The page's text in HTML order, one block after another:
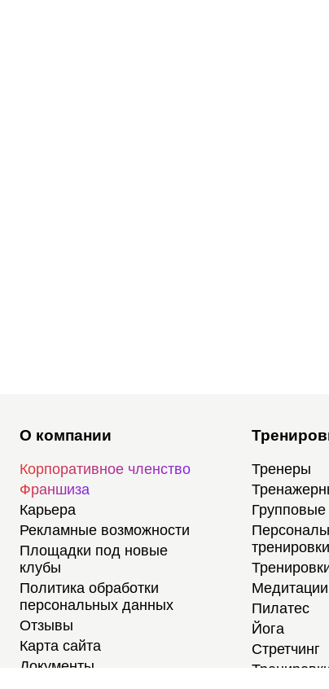
О компании
Корпоративное членство
Франшиза
Карьера
Рекламные возможности
Площадки под новые
клубы
Политика обработки
персональных данных
Отзывы
Карта сайта
Документы
Тренеры
Групповые
тренировки
Медитации
Пилатес
Йога
Стретчинг